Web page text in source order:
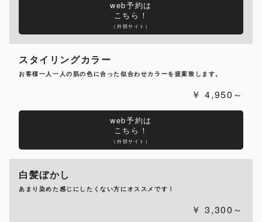
web予約は
こちら！
（外部サイト）
スタイリングカラー
お客様一人一人の肌の色に合った似合わせカラーを提案致します。
4,950～
web予約は
こちら！
（外部サイト）
白髪ぼかし
あまり染めた感じにしたくない方にオススメです！
3,300～